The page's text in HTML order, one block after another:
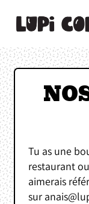
Tu as une
restaurant
aimerais
sur